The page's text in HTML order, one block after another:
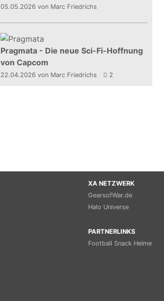
05.05.2026 von Marc Friedrichs
Pragmata - Die neue Sci-Fi-Hoffnung
von Capcom
22.04.2026 von Marc Friedrichs 2
XA NETZWERK
GearsofWar.de
Halo Universe
PARTNERLINKS
Football Snack Helme